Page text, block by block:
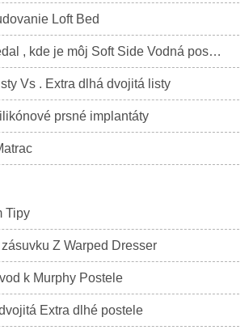
Loft Bed
Ako som povedal , kde je môj Soft Side Vodná posteľ Unikajúci
Vs . Extra dlhá dvojitá listy
prsné implantáty
Tipy
Z Warped Dresser
k Murphy Postele
Extra dlhé postele